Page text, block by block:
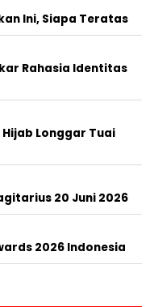
Ini, Siapa Teratas
Rahasia Identitas
Longgar Tuai
20 Juni 2026
2026 Indonesia